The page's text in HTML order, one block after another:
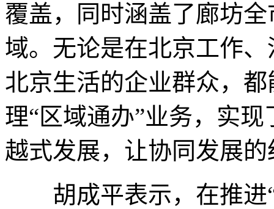
覆盖，同时涵盖了廊坊
域。无论是在北京工作
北京生活的企业群众，
理“区域通办”业务，实
越式发展，让协同发展
胡成平表示，在推进“